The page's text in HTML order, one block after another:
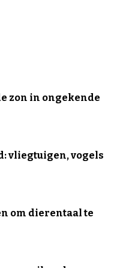
zon in ongekende
vliegtuigen, vogels
om dierentaal te